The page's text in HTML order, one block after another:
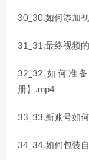
30_30.如何添加
31_31.最终视频
32_32.如何准
册】.mp4
33_33.新账号如
34_34.如何包装